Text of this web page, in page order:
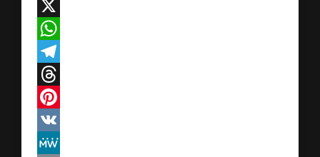
Facebook
X
WhatsApp
Telegram
Threads
Pinterest
VK